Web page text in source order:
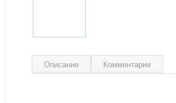
Описание Комментарии